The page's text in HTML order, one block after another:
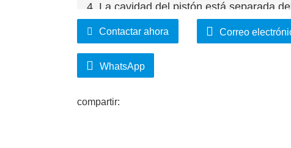
4. La cavidad del pistón está separada
polvo y suciedad en el sistema y
Contactar ahora Correo
WhatsApp
compartir: